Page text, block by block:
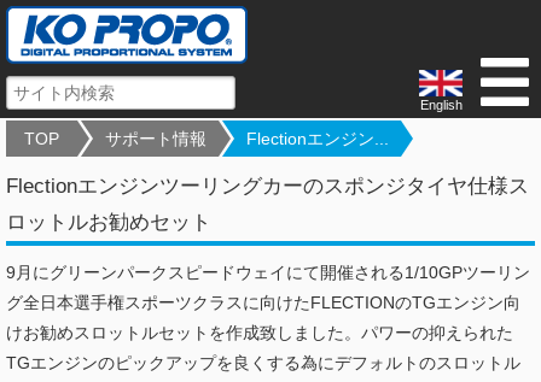
English
TOP サポート情報 Flectionエンジン...
Flectionエンジンツーリングカーのスポンジタイヤ仕様ス
ロットルお勧めセット
9月にグリーンパークスピードウェイにて開催される1/10GPツーリン
グ全日本選手権スポーツクラスに向けたFLECTIONのTGエンジン向
けお勧めスロットルセットを作成致しました。パワーの抑えられた
TGエンジンのピックアップを良くする為にデフォルトのスロットル